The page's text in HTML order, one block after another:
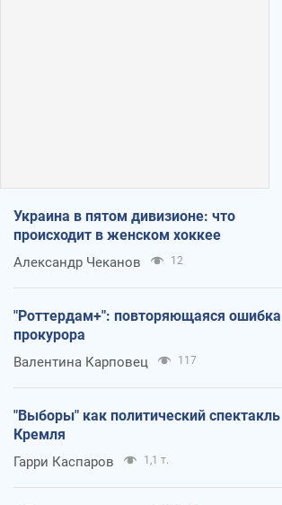
Украина в пятом дивизионе: что
происходит в женском хоккее
Александр Чеканов 12
"Роттердам+": повторяющаяся ошибка
прокурора
Валентина Карповец 117
"Выборы" как политический спектакль
Кремля
Гарри Каспаров 1,1 т.